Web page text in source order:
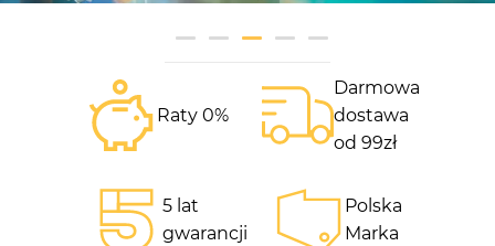
Raty 0%
Darmowa
dostawa
od 99zł
5 lat
gwarancji
Polska
Marka